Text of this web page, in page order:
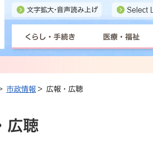
くらし・手続き 医療・福祉
市政情報 > 広報・広聴
広聴